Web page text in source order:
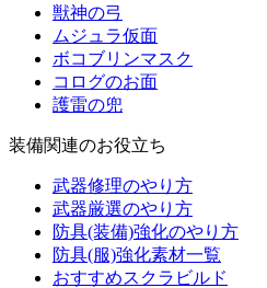
獣神の弓
ムジュラ仮面
ボコブリンマスク
コログのお面
護雷の兜
装備関連のお役立ち
武器修理のやり方
武器厳選のやり方
防具(装備)強化のやり方
防具(服)強化素材一覧
おすすめスクラビルド